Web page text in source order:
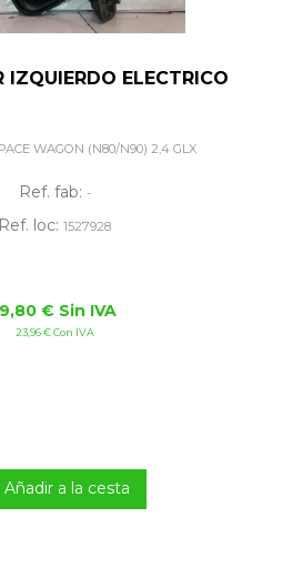
IZQUIERDO ELECTRICO
WAGON (N80/N90) 2,4 GLX
Ref. fab: -
Ref. loc: 1527928
€ Sin IVA
23,96 € Con IVA
Añadir a la cesta